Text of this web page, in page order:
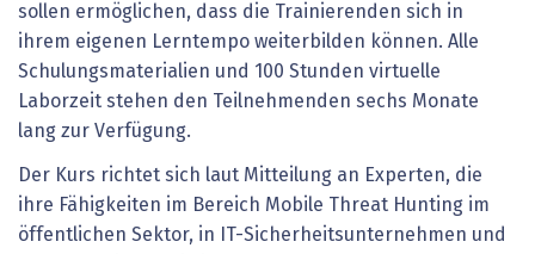
sollen ermöglichen, dass die Trainierenden sich in
ihrem eigenen Lerntempo weiterbilden können. Alle
Schulungsmaterialien und 100 Stunden virtuelle
Laborzeit stehen den Teilnehmenden sechs Monate
lang zur Verfügung.
Der Kurs richtet sich laut Mitteilung an Experten, die
ihre Fähigkeiten im Bereich Mobile Threat Hunting im
öffentlichen Sektor, in IT-Sicherheitsunternehmen und